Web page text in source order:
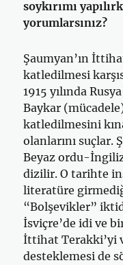
soykırımı
yorumlarsınız?
Şaumyan’ın
katledilmesi
1915 yılında
Baykar
katledilmesini
olanlarını suçlar.
Beyaz ordu-
dizilir. O tarihte
literatüre
“Bolşevikler”
İsviçre’de idi ve
İttihat Terakki’yi
desteklemesi de